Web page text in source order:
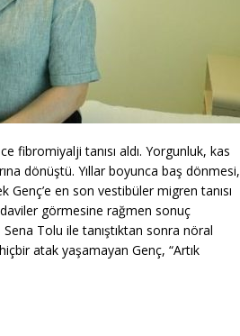
fibromiyalji tanısı aldı. Yorgunluk, kas
dönüştü. Yıllar boyunca baş dönmesi,
en son vestibüler migren tanısı
görmesine rağmen sonuç
Tolu ile tanıştıktan sonra nöral
atak yaşamayan Genç, “Artık